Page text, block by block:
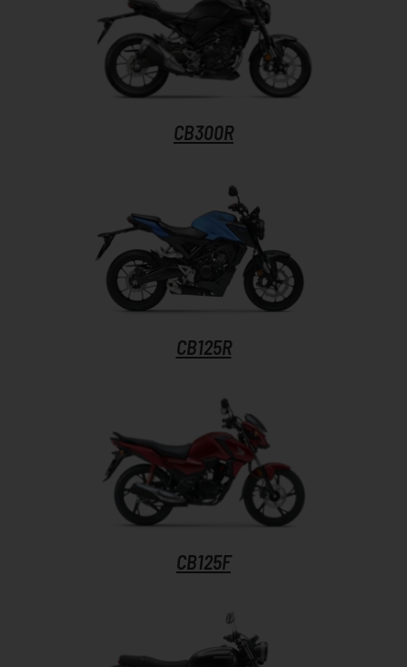
CB300R
CB125R
CB125F